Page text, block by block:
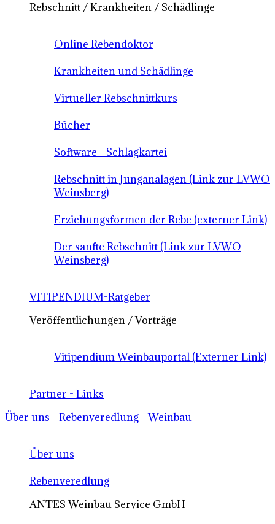
Rebschnitt / Krankheiten / Schädlinge
Online Rebendoktor
Krankheiten und Schädlinge
Virtueller Rebschnittkurs
Bücher
Software - Schlagkartei
Rebschnitt in Junganalagen (Link zur LVWO
Weinsberg)
Erziehungsformen der Rebe (externer Link)
Der sanfte Rebschnitt (Link zur LVWO
Weinsberg)
VITIPENDIUM-Ratgeber
Veröffentlichungen / Vorträge
Vitipendium Weinbauportal (Externer Link)
Partner - Links
Über uns - Rebenveredlung - Weinbau
Über uns
Rebenveredlung
ANTES Weinbau Service GmbH